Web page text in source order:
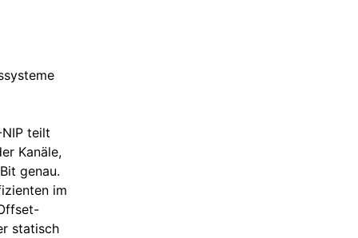
teilt
Kanäle,
genau.
im
statisch